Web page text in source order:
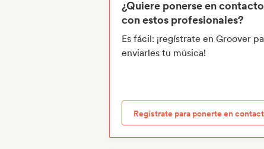
¿Quiere ponerse en contacto
con estos profesionales?
Es fácil: ¡regístrate en Groover
enviarles tu música!
Regístrate para ponerte en